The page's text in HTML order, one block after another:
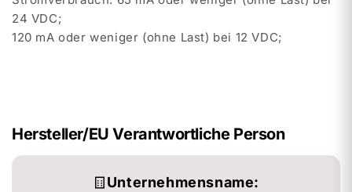
24 VDC;
120 mA oder weniger (ohne Last) bei 12 VDC;
Hersteller/EU Verantwortliche Person
Unternehmensname: